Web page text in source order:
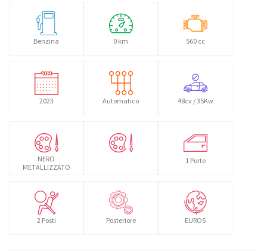
Benzina 0 km 560 cc
2023 Automatico 48cv / 35Kw
NERO
METALLIZZATO
1 Porte
2 Posti Posteriore EURO5